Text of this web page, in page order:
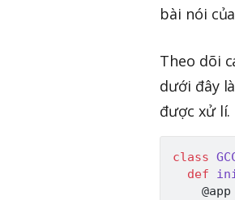
bài nói
Theo dõi
dưới đây
được xử lí.
class
def
@app